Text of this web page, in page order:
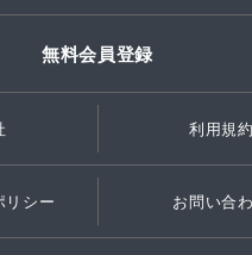
無料会員登録
利用規約
リシー お問い合